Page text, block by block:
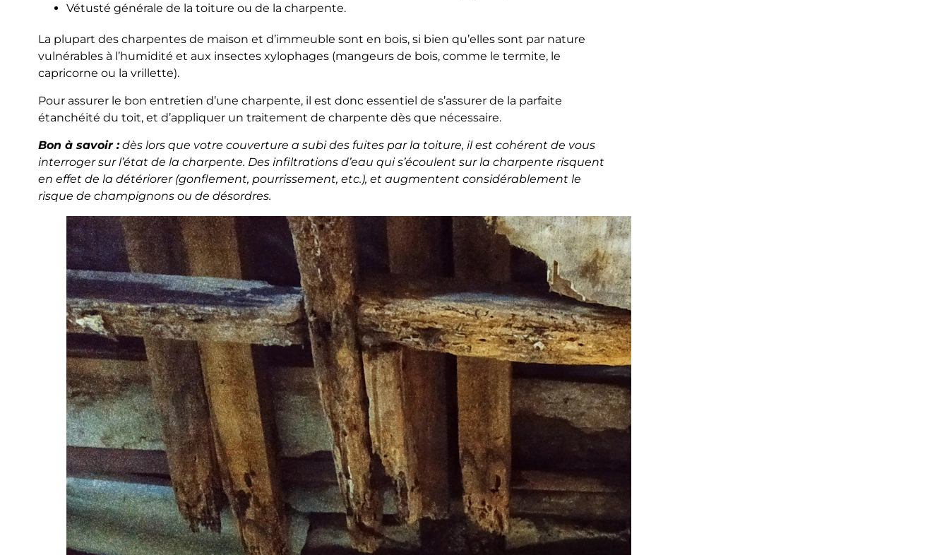
Vétusté générale de la toiture ou de la charpente.
La plupart des charpentes de maison et d’immeuble sont en bois, si bien qu’elles sont par nature
vulnérables à l’humidité et aux insectes xylophages (mangeurs de bois, comme le termite, le
capricorne ou la vrillette).
Pour assurer le bon entretien d’une charpente, il est donc essentiel de s’assurer de la parfaite
étanchéité du toit, et d’appliquer un traitement de charpente dès que nécessaire.
Bon à savoir :dès lors que votre couverture a subi des fuites par la toiture, il est cohérent de vous
interroger sur l’état de la charpente. Des infiltrations d’eau qui s’écoulent sur la charpente risquent
en effet de la détériorer (gonflement, pourrissement, etc.), et augmentent considérablement le
risque de champignons ou de désordres.